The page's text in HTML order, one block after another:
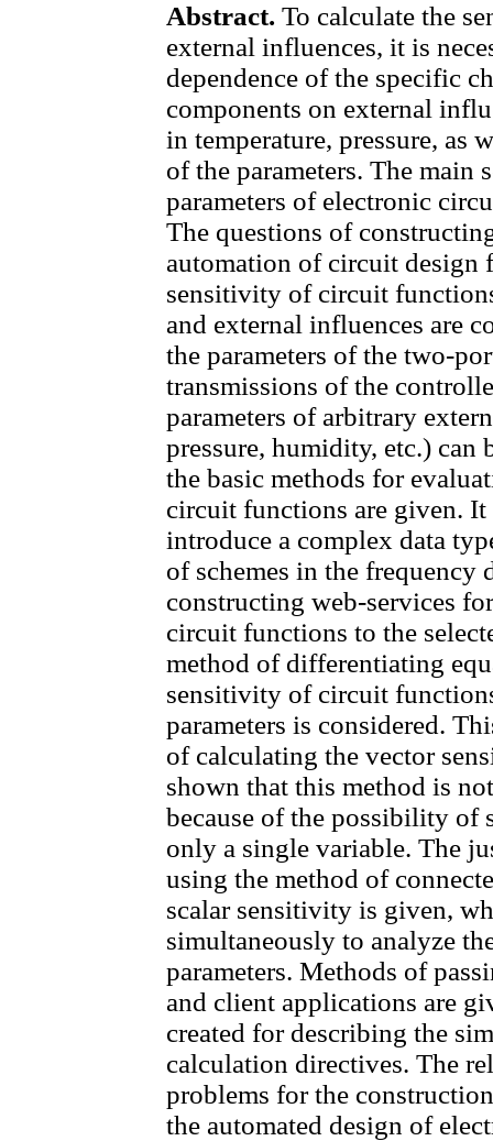
Abstract. To calculate the
external influences, it is
dependence of the specific
components on external
in temperature, pressure, as
of the parameters. The main
parameters of electronic
The questions of
automation of circuit design
sensitivity of circuit
and external influences are
the parameters of the two-
transmissions of the
parameters of arbitrary
pressure, humidity, etc.)
the basic methods for
circuit functions are given. It
introduce a complex data
of schemes in the frequency
constructing web-services
circuit functions to the
method of differentiating
sensitivity of circuit
parameters is considered.
of calculating the vector
shown that this method is
because of the possibility of
only a single variable. The
using the method of
scalar sensitivity is given,
simultaneously to analyze
parameters. Methods of
and client applications are
created for describing the
calculation directives. The
problems for the
the automated design of